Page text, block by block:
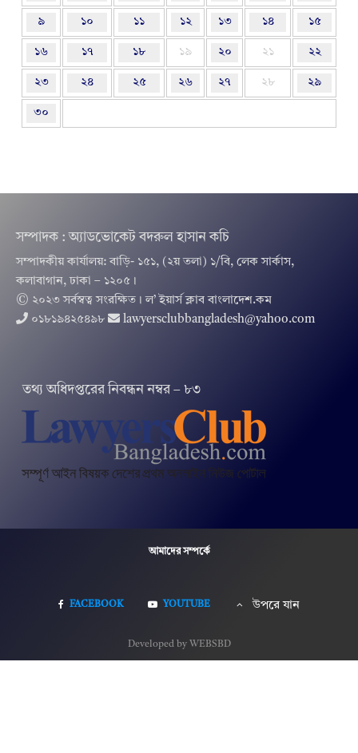
৯ ১০ ১১ ১২ ১৩ ১৪ ১৫
১৬ ১৭ ১৮ ১৯ ২০ ২১ ২২
২৩ ২৪ ২৫ ২৬ ২৭ ২৮ ২৯
৩০
সম্পাদক : অ্যাডভোকেট বদরুল হাসান কচি
সম্পাদকীয় কার্যালয়: বাড়ি- ১৫১, (২য় তলা) ১/বি, লেক সার্কাস,
কলাবাগান, ঢাকা – ১২০৫।
© ২০২৩ সর্বস্বত্ব সংরক্ষিত । ল’ ইয়ার্স ক্লাব বাংলাদেশ.কম
০১৮১৯৪২৫৪৯৮
lawyersclubbangladesh@yahoo.com
তথ‌্য অ‌ধিদপ্ত‌রের নিবন্ধন নম্বর – ৮৩
আমাদের সম্পর্কে
FACEBOOK YOUTUBE উপরে যান
Developed by WEBSBD